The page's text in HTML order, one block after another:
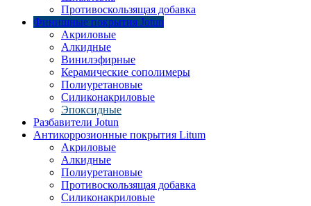
Противоскользящая добавка
Финишные покрытия Jotun
Акриловые
Алкидные
Винилэфирные
Керамические сополимеры
Полиуретановые
Силиконакриловые
Эпоксидные
Разбавители Jotun
Антикоррозионные покрытия Litum
Акриловые
Алкидные
Полиуретановые
Противоскользящая добавка
Силиконакриловые